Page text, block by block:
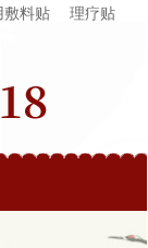
敷料贴 理疗贴